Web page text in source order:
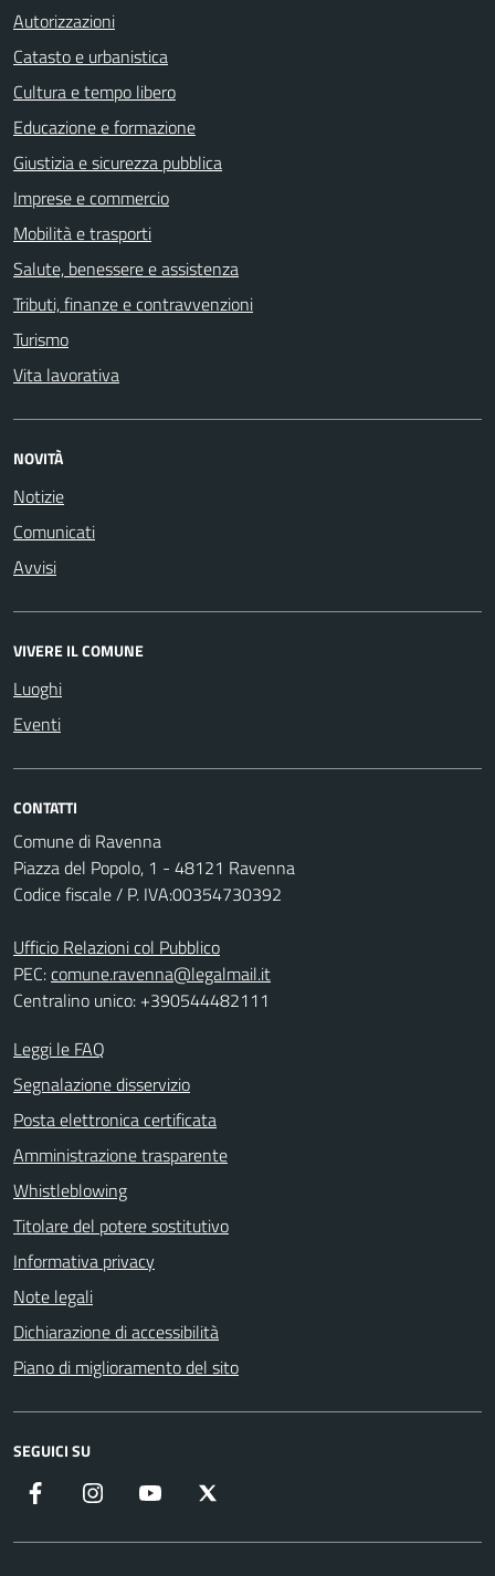
Autorizzazioni
Catasto e urbanistica
Cultura e tempo libero
Educazione e formazione
Giustizia e sicurezza pubblica
Imprese e commercio
Mobilità e trasporti
Salute, benessere e assistenza
Tributi, finanze e contravvenzioni
Turismo
Vita lavorativa
NOVITÀ
Notizie
Comunicati
Avvisi
VIVERE IL COMUNE
Luoghi
Eventi
CONTATTI
Comune di Ravenna
Piazza del Popolo, 1 - 48121 Ravenna
Codice fiscale / P. IVA:00354730392
Ufficio Relazioni col Pubblico
PEC:comune.ravenna@legalmail.it
Centralino unico: +390544482111
Leggi le FAQ
Segnalazione disservizio
Posta elettronica certificata
Amministrazione trasparente
Whistleblowing
Titolare del potere sostitutivo
Informativa privacy
Note legali
Dichiarazione di accessibilità
Piano di miglioramento del sito
SEGUICI SU
Facebook Instagram YouTube